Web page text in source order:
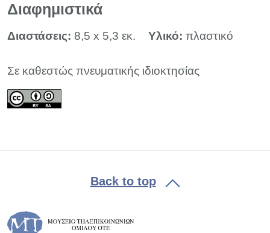
Διαφημιστικά
Διαστάσεις: 8,5 x 5,3 εκ. Υλικό: πλαστικό
Σε καθεστώς πνευματικής ιδιοκτησίας
Back to top